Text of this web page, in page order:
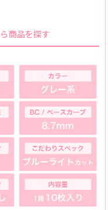
商品を探す